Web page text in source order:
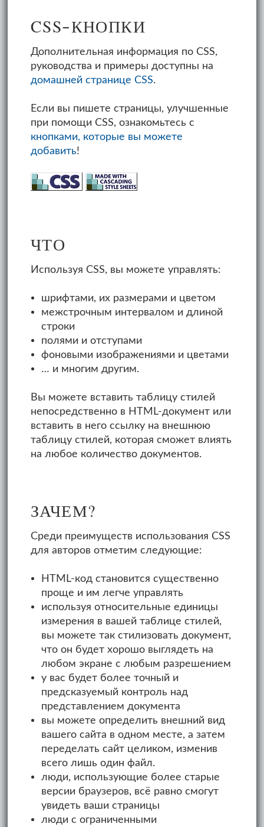
CSS-КНОПКИ
Дополнительная информация по CSS,
руководства и примеры доступны на
домашней странице CSS.
Если вы пишете страницы, улучшенные
при помощи CSS, ознакомьтесь с
кнопками, которые вы можете
добавить!
ЧТО
Используя CSS, вы можете управлять:
шрифтами, их размерами и цветом
межстрочным интервалом и длиной
строки
полями и отступами
фоновыми изображениями и цветами
… и многим другим.
Вы можете вставить таблицу стилей
непосредственно в HTML-документ или
вставить в него ссылку на внешнюю
таблицу стилей, которая сможет влиять
на любое количество документов.
ЗАЧЕМ?
Среди преимуществ использования CSS
для авторов отметим следующие:
HTML-код становится существенно
проще и им легче управлять
используя относительные единицы
измерения в вашей таблице стилей,
вы можете так стилизовать документ,
что он будет хорошо выглядеть на
любом экране с любым разрешением
у вас будет более точный и
предсказуемый контроль над
представлением документа
вы можете определить внешний вид
вашего сайта в одном месте, а затем
переделать сайт целиком, изменив
всего лишь один файл.
люди, использующие более старые
версии браузеров, всё равно смогут
увидеть ваши страницы
люди с ограниченными